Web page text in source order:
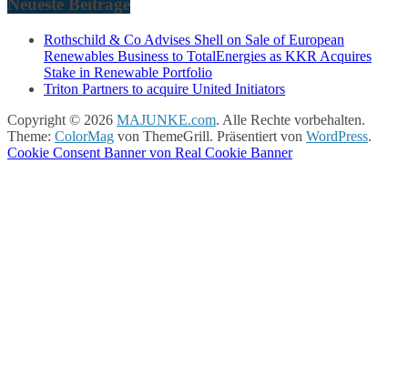
Neueste Beiträge
Rothschild & Co Advises Shell on Sale of European
Renewables Business to TotalEnergies as KKR Acquires
Stake in Renewable Portfolio
Triton Partners to acquire United Initiators
Copyright © 2026 MAJUNKE.com. Alle Rechte vorbehalten.
Theme: ColorMag von ThemeGrill. Präsentiert von WordPress.
Cookie Consent Banner von Real Cookie Banner